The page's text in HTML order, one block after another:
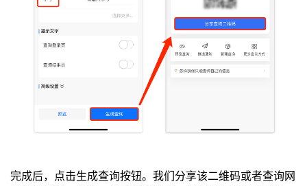
完成后，点击生成查询按钮。我们分享该二维码或者查询网